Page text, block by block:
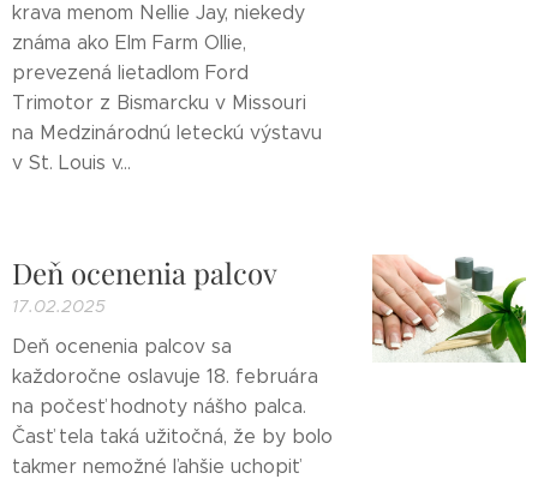
krava menom Nellie Jay, niekedy
známa ako Elm Farm Ollie,
prevezená lietadlom Ford
Trimotor z Bismarcku v Missouri
na Medzinárodnú leteckú výstavu
v St. Louis v...
Deň ocenenia palcov
17.02.2025
Deň ocenenia palcov sa
každoročne oslavuje 18. februára
na počesť hodnoty nášho palca.
Časť tela taká užitočná, že by bolo
takmer nemožné ľahšie uchopiť